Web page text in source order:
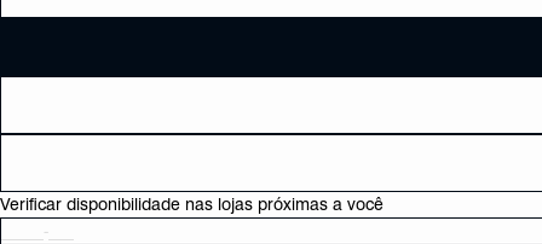
Verificar disponibilidade nas lojas próximas a você